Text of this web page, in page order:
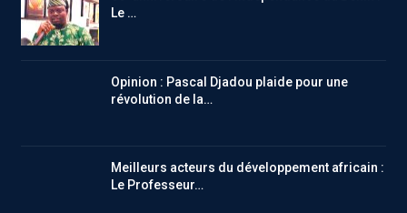
Le …
Opinion : Pascal Djadou plaide pour une
révolution de la…
Meilleurs acteurs du développement africain :
Le Professeur…